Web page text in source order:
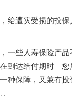
给遭灾受损的投
些人寿保险产品
到达给付期时，您
种保障，又兼有投